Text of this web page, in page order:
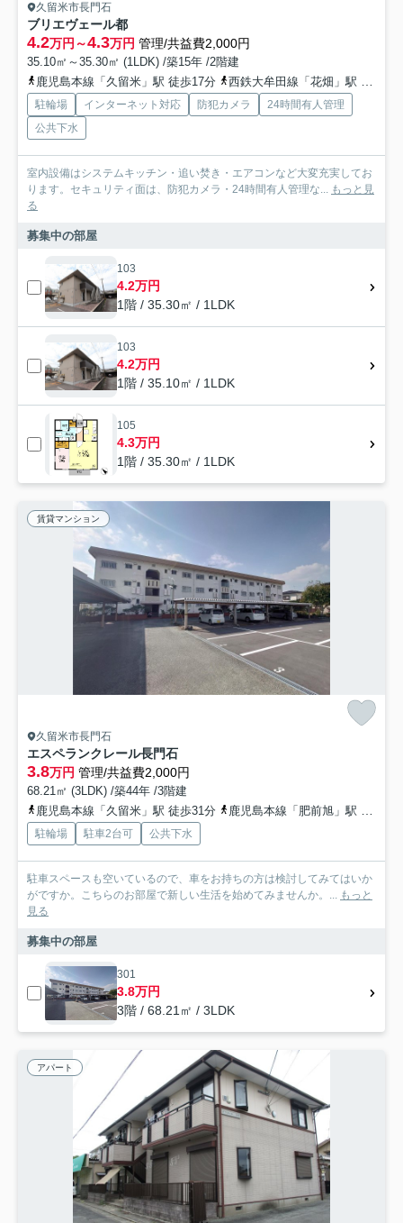
久留米市長門石
ブリエヴェール都
4.2万円～4.3万円 管理/共益費2,000円
35.10㎡～35.30㎡ (1LDK) /築15年 /2階建
鹿児島本線「久留米」駅 徒歩17分
西鉄大牟田線「花畑」駅 徒歩47分
駐輪場 インターネット対応 防犯カメラ
24時間有人管理
公共下水
室内設備はシステムキッチン・追い焚き・エアコンなど大変充実してお
ります。セキュリティ面は、防犯カメラ・24時間有人管理な... もっと見
る
募集中の部屋
103
4.2万円
1階 / 35.30㎡ / 1LDK
103
4.2万円
1階 / 35.10㎡ / 1LDK
105
4.3万円
1階 / 35.30㎡ / 1LDK
賃貸マンション
久留米市長門石
エスペランクレール長門石
3.8万円 管理/共益費2,000円
68.21㎡ (3LDK) /築44年 /3階建
鹿児島本線「久留米」駅 徒歩31分
鹿児島本線「肥前旭」駅 徒歩39分
駐輪場 駐車2台可 公共下水
駐車スペースも空いているので、車をお持ちの方は検討してみてはいか
がですか。こちらのお部屋で新しい生活を始めてみませんか。... もっと
見る
募集中の部屋
301
3.8万円
3階 / 68.21㎡ / 3LDK
アパート